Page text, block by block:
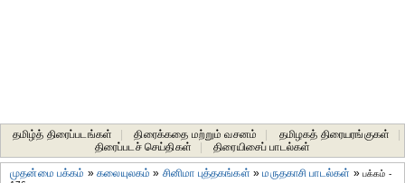
தமிழ்த் திரைப்படங்கள் திரைக்கதை மற்றும் வசனம் தமிழகத் திரையரங்குகள்
திரைப்படச் செய்திகள்
திரையிசைப் பாடல்கள்
முதன்மை பக்கம் »கலையுலகம் » சினிமா புத்தகங்கள் »மருதகாசி பாடல்கள் » பக்கம் -